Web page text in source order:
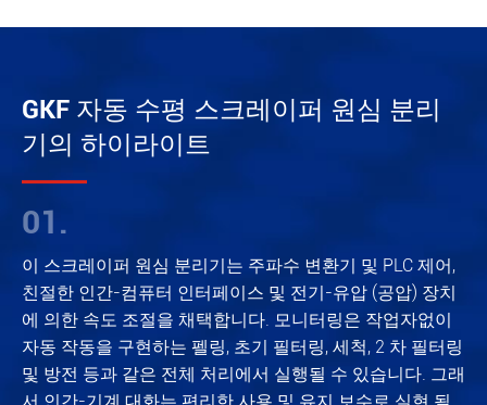
GKF 자동 수평 스크레이퍼 원심 분리
기의 하이라이트
01.
이 스크레이퍼 원심 분리기는 주파수 변환기 및 PLC 제어,
친절한 인간-컴퓨터 인터페이스 및 전기-유압 (공압) 장치
에 의한 속도 조절을 채택합니다. 모니터링은 작업자없이
자동 작동을 구현하는 펠링, 초기 필터링, 세척, 2 차 필터링
및 방전 등과 같은 전체 처리에서 실행될 수 있습니다. 그래